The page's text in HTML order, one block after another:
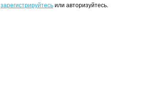
зарегистрируйтесьили авторизуйтесь.